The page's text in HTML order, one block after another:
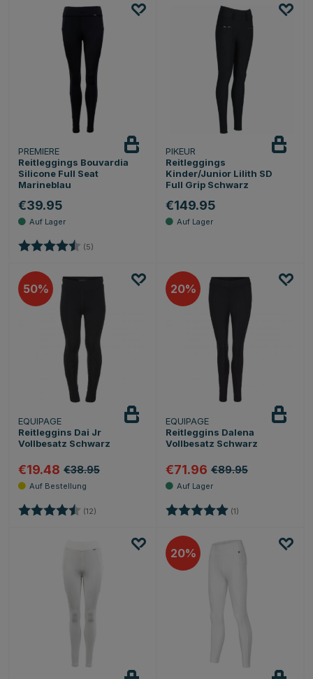
PREMIERE
Reitleggings Bouvardia
Silicone Full Seat
Marineblau
€39.95
Bewertung: (5)
PIKEUR
Reitleggings
Kinder/Junior Lilith SD
Full Grip Schwarz
€149.95
50
EQUIPAGE
Reitleggins Dai Jr
Vollbesatz Schwarz
€19.48 €38.95
Bewertung: (12) 4.6 von 5 Sternen
20
EQUIPAGE
Reitleggins Dalena
Vollbesatz Schwarz
€71.96 €89.95
Bewertung: (1)
20